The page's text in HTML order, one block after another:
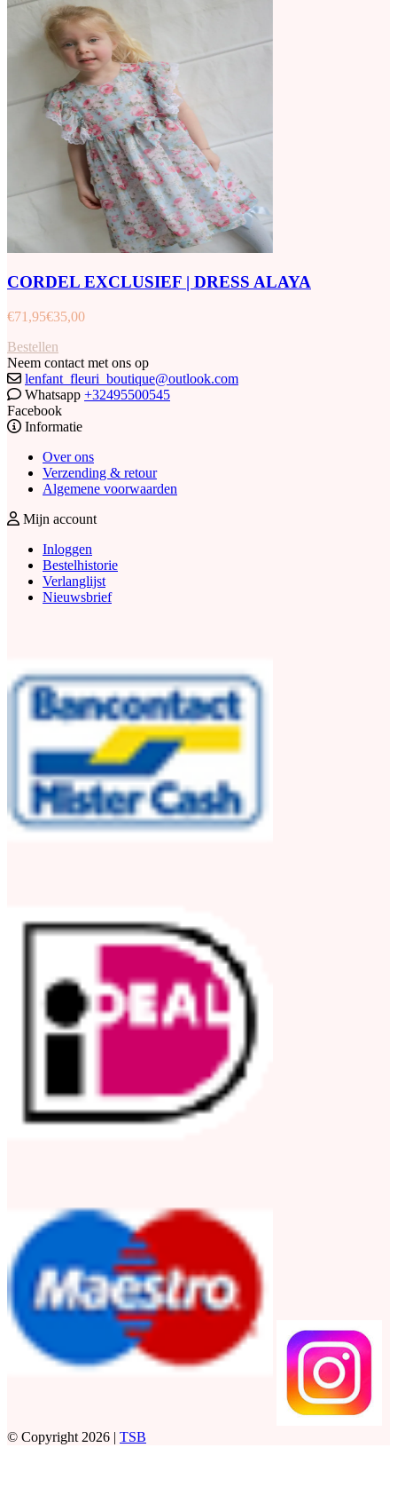
CORDEL EXCLUSIEF | DRESS ALAYA
€71,95€35,00
Bestellen
Neem contact met ons op
lenfant_fleuri_boutique@outlook.com
Whatsapp +32495500545
Facebook
Informatie
Over ons
Verzending & retour
Algemene voorwaarden
Mijn account
Inloggen
Bestelhistorie
Verlanglijst
Nieuwsbrief
© Copyright 2026 | TSB